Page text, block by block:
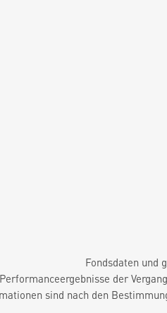
Fondsdaten und
Performanceergebnisse der
sind nach den